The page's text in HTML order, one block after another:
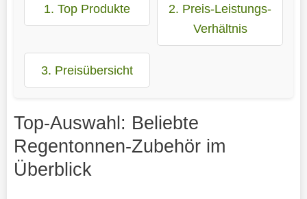
1. Top Produkte
2. Preis-Leistungs-
Verhältnis
3. Preisübersicht
Top-Auswahl: Beliebte
Regentonnen-Zubehör im
Überblick